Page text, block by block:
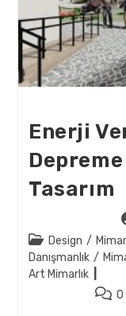
Enerji
Tasarım
Post
category:
Design /
Danışmanlık /
Art Mimarlık
Post0